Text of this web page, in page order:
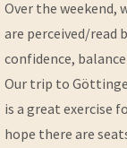
Over the weekend,
are perceived/read
confidence,
Our trip to
is a great exercise
hope there are